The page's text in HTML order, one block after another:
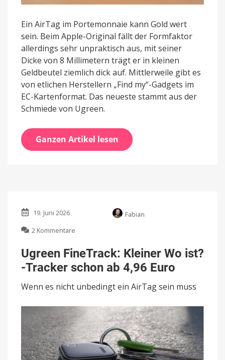
Ein AirTag im Portemonnaie kann Gold wert
sein. Beim Apple-Original fällt der Formfaktor
allerdings sehr unpraktisch aus, mit seiner
Dicke von 8 Millimetern trägt er in kleinen
Geldbeutel ziemlich dick auf. Mittlerweile gibt es
von etlichen Herstellern „Find my“-Gadgets im
EC-Kartenformat. Das neueste stammt aus der
Schmiede von Ugreen.
Ganzen Artikel lesen
19. Juni 2026
Fabian
2 Kommentare
FineTrack:
Kleiner
Wo
-
schon
4,96
Euro
Ugreen FineTrack: Kleiner Wo ist?
-Tracker schon ab 4,96 Euro
Wenn es nicht unbedingt ein AirTag sein muss